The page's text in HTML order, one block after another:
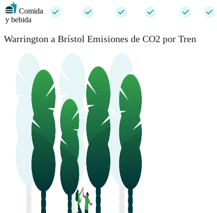
Comida
y bebida
Warrington a Brístol Emisiones de CO2 por Tren